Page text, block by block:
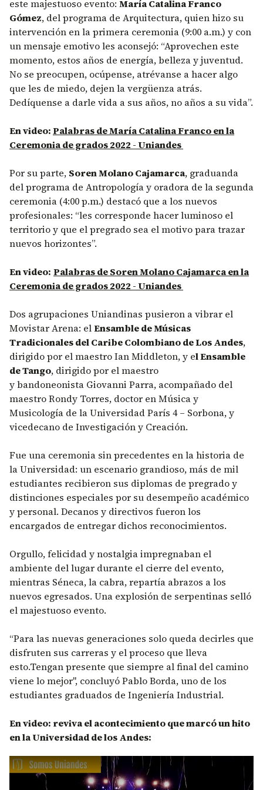
este majestuoso evento: María Catalina Franco
Gómez, del programa de Arquitectura, quien hizo su
intervención en la primera ceremonia (9:00 a.m.) y con
un mensaje emotivo les aconsejó: “Aprovechen este
momento, estos años de energía, belleza y juventud.
No se preocupen, ocúpense, atrévanse a hacer algo
que les de miedo, dejen la vergüenza atrás.
Dedíquense a darle vida a sus años, no años a su vida”.
En video:Palabras de María Catalina Franco en la
Ceremonia de grados 2022 - Uniandes
Por su parte, Soren Molano Cajamarca, graduanda
del programa de Antropología y oradora de la segunda
ceremonia (4:00 p.m.) destacó que a los nuevos
profesionales: “les corresponde hacer luminoso el
territorio y que el pregrado sea el motivo para trazar
nuevos horizontes”.
En video: Palabras de Soren Molano Cajamarca en la
Ceremonia de grados 2022 - Uniandes
Dos agrupaciones Uniandinas pusieron a vibrar el
Movistar Arena: elEnsamble de Músicas
Tradicionales del Caribe Colombiano de Los Andes,
dirigido por el maestro Ian Middleton, y el Ensamble
de Tango, dirigido por el maestro
y bandoneonista Giovanni Parra, acompañado del
maestro Rondy Torres, doctor en Música y
Musicología de la Universidad París 4 – Sorbona, y
vicedecano de Investigación y Creación.
Fue una ceremonia sin precedentes en la historia de
la Universidad: un escenario grandioso, más de mil
estudiantes recibieron sus diplomas de pregrado y
distinciones especiales por su desempeño académico
y personal. Decanos y directivos fueron los
encargados de entregar dichos reconocimientos.
Orgullo, felicidad y nostalgia impregnaban el
ambiente del lugar durante el cierre del evento,
mientras Séneca, la cabra, repartía abrazos a los
nuevos egresados. Una explosión de serpentinas selló
el majestuoso evento.
“Para las nuevas generaciones solo queda decirles que
disfruten sus carreras y el proceso que lleva
esto.Tengan presente que siempre al final del camino
viene lo mejor", concluyó Pablo Borda, uno de los
estudiantes graduados de Ingeniería Industrial.
En video: reviva el acontecimiento que marcó un hito
en la Universidad de los Andes:
Remote video URL